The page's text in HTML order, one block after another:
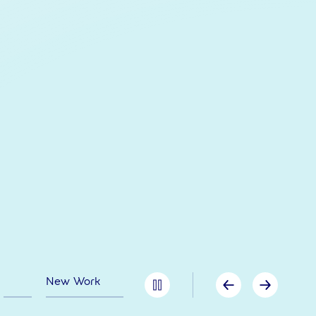
New Work